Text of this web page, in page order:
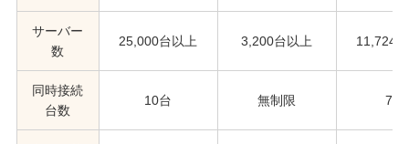
サーバー
数
25,000台以上 3,200台以上 11,724
同時接続
台数
10台 無制限 7台